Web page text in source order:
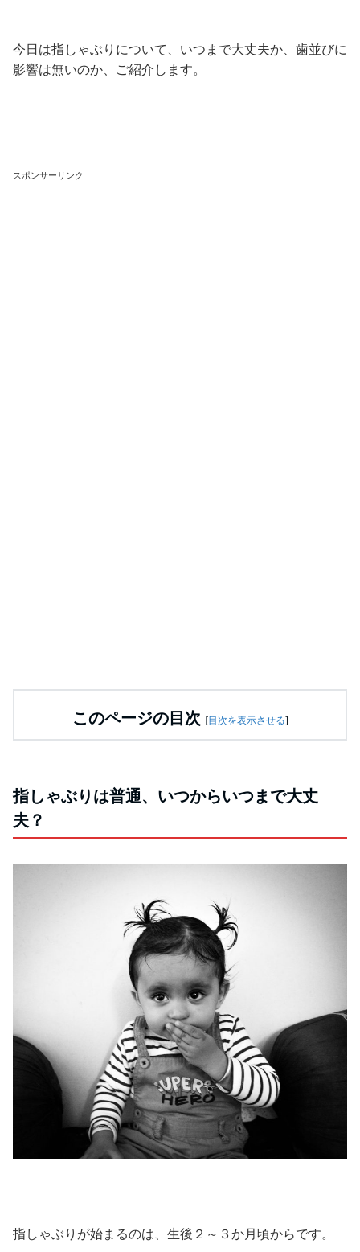
今日は指しゃぶりについて、いつまで大丈夫か、歯並びに
影響は無いのか、ご紹介します。
スポンサーリンク
このページの目次 [目次を表示させる]
指しゃぶりは普通、いつからいつまで大丈
夫？
指しゃぶりが始まるのは、生後２～３か月頃からです。